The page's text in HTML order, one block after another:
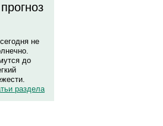
не
до
раздела